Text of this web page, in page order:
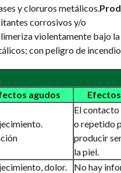
y cloruros metálicos.
corrosivos y/o
violentamente bajo
con peligro de
agudos
El
o repetido
producir
la piel.
dolor.
No hay